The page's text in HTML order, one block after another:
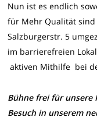
Nun ist es endlich
für Mehr Qualität
Salzburgerstr. 5
im barrierefreien
aktiven Mithilfe bei
Bühne frei für unsere
Besuch in unserem